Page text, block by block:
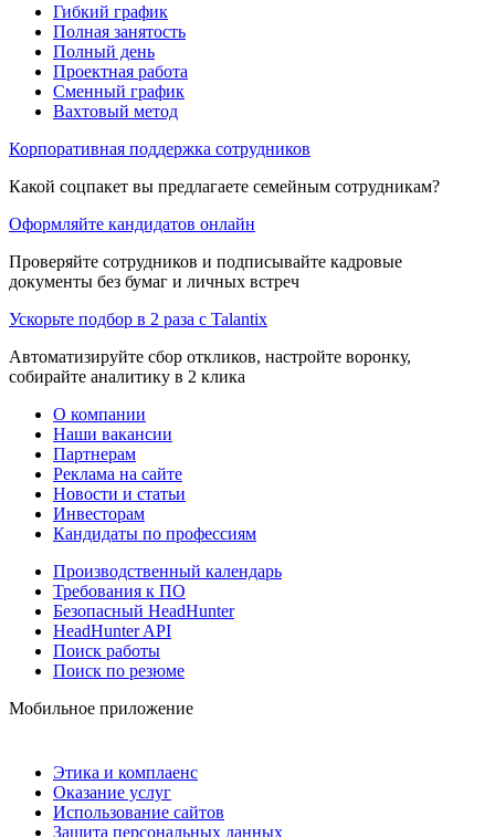
Гибкий график
Полная занятость
Полный день
Проектная работа
Сменный график
Вахтовый метод
Корпоративная поддержка сотрудников
Какой соцпакет вы предлагаете семейным сотрудникам?
Оформляйте кандидатов онлайн
Проверяйте сотрудников и подписывайте кадровые
документы без бумаг и личных встреч
Ускорьте подбор в 2 раза с Talantix
Автоматизируйте сбор откликов, настройте воронку,
собирайте аналитику в 2 клика
О компании
Наши вакансии
Партнерам
Реклама на сайте
Новости и статьи
Инвесторам
Кандидаты по профессиям
Производственный календарь
Требования к ПО
Безопасный HeadHunter
HeadHunter API
Поиск работы
Поиск по резюме
Мобильное приложение
Этика и комплаенс
Оказание услуг
Использование сайтов
Защита персональных данных